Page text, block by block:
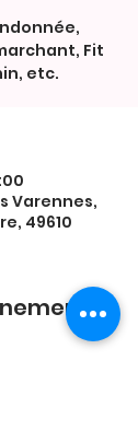
Fit
etc.
Varennes,
49610